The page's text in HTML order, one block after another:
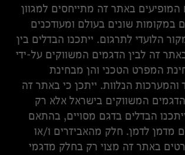
המופיעים באתר זה מתייחסים למגוון
במקומות שונים בעולם ומעודכנים
הלועדי לתרגום. ייתכנו הבדלים בין
זה לבין הדגמים המשווקים על-ידי
המפרט הטכני והן מבחינת
והמערכות הנלוות. ייתכן כי באתר זה
המשווקים בישראל אלא רק
הבדלים בדגם מסויים, בהתאם
מדמן לדמן. חלק מהאביזרים ו/או
באתר זה מצוי רק בחלק מדגמי